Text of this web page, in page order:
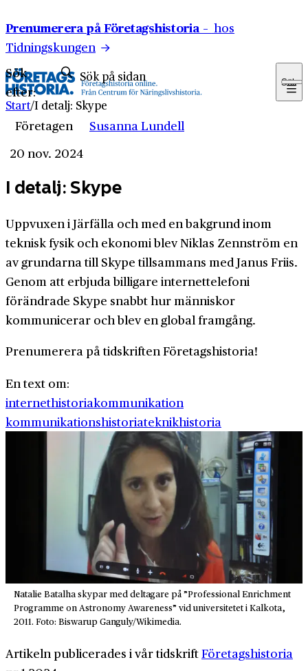
Prenumerera på Företagshistoria – hos
Tidningskungen
Sök
efter:
Sök
Start/I detalj: Skype
Företagen
Susanna Lundell
20 nov. 2024
I detalj: Skype
Uppvuxen i Järfälla och med en bakgrund inom
teknisk fysik och ekonomi blev Niklas Zennström en
av grundarna till Skype tillsammans med Janus Friis.
Genom att erbjuda billigare internet­telefoni
förändrade Skype snabbt hur människor
kommunicerar och blev en global fram­gång.
Prenumerera på tidskriften Företagshistoria!
En text om:
internethistoriakommunikation
kommunikationshistoriateknikhistoria
Natalie Batalha skypar med deltagare på ”Professional Enrichment
Programme on Astronomy Awareness” vid universitetet i Kalkota,
2011. Foto: Biswarup Ganguly/Wikimedia.
Artikeln publicerades i vår tidskriftFöretagshistoria